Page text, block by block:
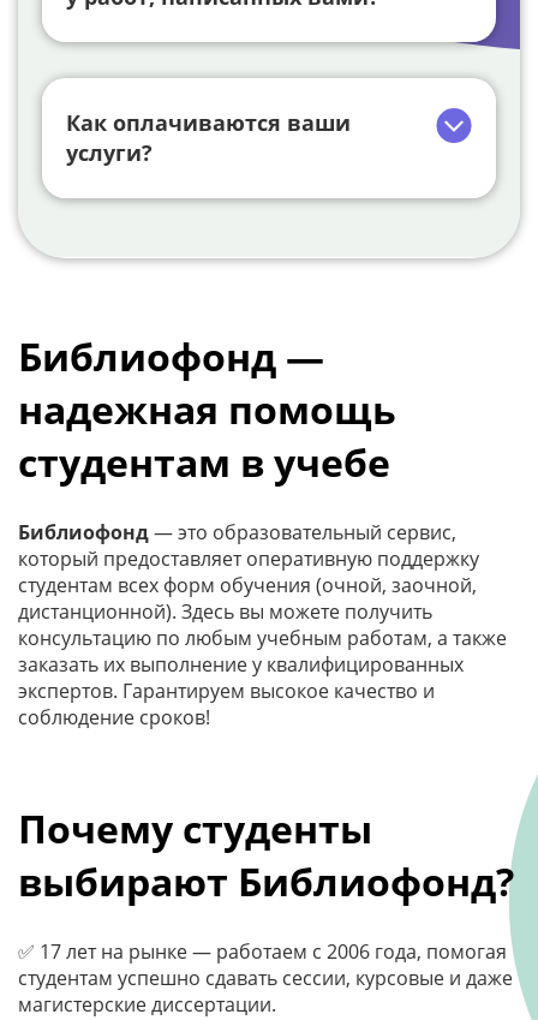
Как оплачиваются ваши
услуги?
Библиофонд —
надежная помощь
студентам в учебе
Библиофонд— это образовательный сервис,
который предоставляет оперативную поддержку
студентам всех форм обучения (очной, заочной,
дистанционной). Здесь вы можете получить
консультацию по любым учебным работам, а также
заказать их выполнение у квалифицированных
экспертов. Гарантируем высокое качество и
соблюдение сроков!
Почему студенты
выбирают Библиофонд?
✅ 17 лет на рынке — работаем с 2006 года, помогая
студентам успешно сдавать сессии, курсовые и даже
магистерские диссертации.